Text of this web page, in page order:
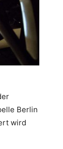
Berlin
wird